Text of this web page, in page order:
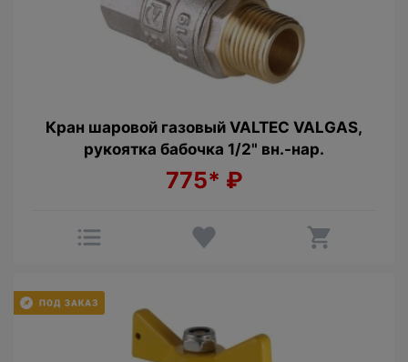
Кран шаровой газовый VALTEC VALGAS,
рукоятка бабочка 1/2" вн.-нар.
775* ₽